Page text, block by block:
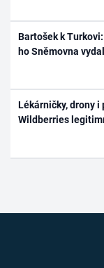
Bartošek k
ho Sněmovna
Lékárničky, drony
Wildberries